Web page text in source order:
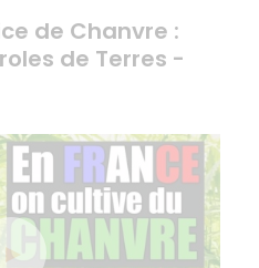
de Chanvre :
de Terres -